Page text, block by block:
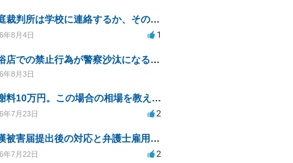
家庭裁判所は学校に連絡するか、その内容について
年8月4日 1
風俗店での禁止行為が警察沙汰になる可能性について
年8月3日
慰謝料10万円。この場合の相場を教えてください。
年7月23日 2
痴漢被害届提出後の対応と弁護士雇用のメリット
年7月22日 2